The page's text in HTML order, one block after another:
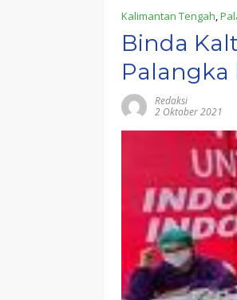
Kalimantan Tengah,
Binda
Palangka
Redaksi
2 Oktober 2021